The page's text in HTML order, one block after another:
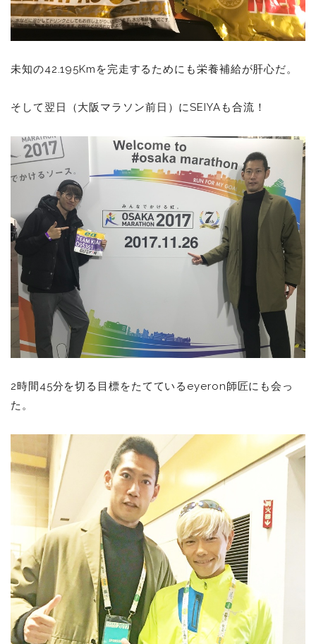
未知の42.195Kmを完走するためにも栄養補給が肝心だ。
そして翌日（大阪マラソン前日）にSEIYAも合流！
2時間45分を切る目標をたてているeyeron師匠にも会っ
た。